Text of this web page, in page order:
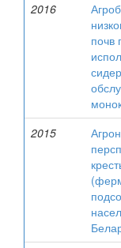
2016
почв
2015